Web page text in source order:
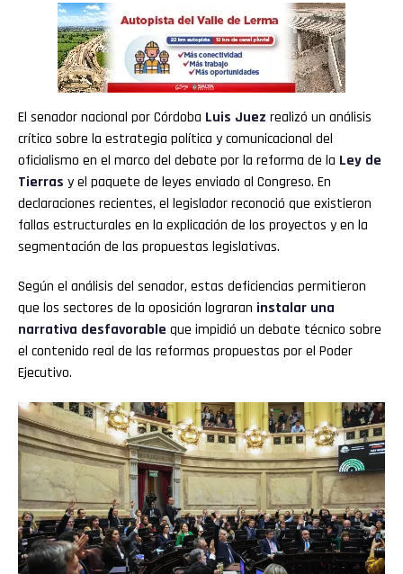
El senador nacional por Córdoba Luis Juez realizó un análisis
crítico sobre la estrategia política y comunicacional del
oficialismo en el marco del debate por la reforma de la Ley de
Tierras y el paquete de leyes enviado al Congreso. En
declaraciones recientes, el legislador reconoció que existieron
fallas estructurales en la explicación de los proyectos y en la
segmentación de las propuestas legislativas.
Según el análisis del senador, estas deficiencias permitieron
que los sectores de la oposición lograran instalar una
narrativa desfavorable que impidió un debate técnico sobre
el contenido real de las reformas propuestas por el Poder
Ejecutivo.